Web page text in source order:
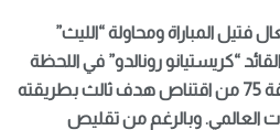
فتيل المباراة ومحاولة “الليث”
“كريستيانو رونالدو” في اللحظة
الحاسمة، حيث نجح في الدقيقة 75 من اقتناص هدف ثالث بطريقته
العالمي. وبالرغم من تقليص